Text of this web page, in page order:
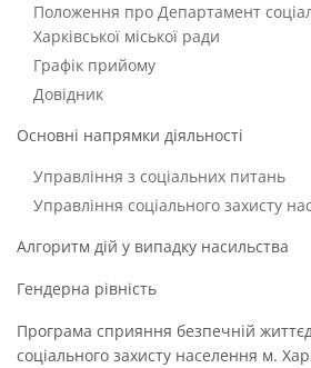
Положення про Департамент
Харківської міської ради
Графік прийому
Довідник
Основні напрямки діяльності
Управління з соціальних питань
Управління соціального захисту
Алгоритм дій у випадку насильства
Гендерна рівність
Програма сприяння безпечній
соціального захисту населення м.